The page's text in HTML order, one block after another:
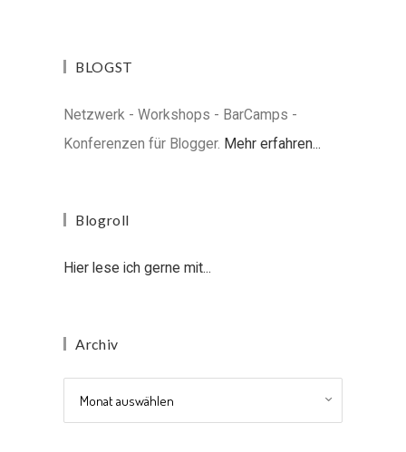
BLOGST
Netzwerk - Workshops - BarCamps -
Konferenzen für Blogger. Mehr erfahren...
Blogroll
Hier lese ich gerne mit...
Archiv